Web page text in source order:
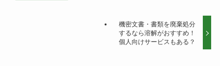
機密文書・書類を廃棄処分
するなら溶解がおすすめ！
個人向けサービスもある？